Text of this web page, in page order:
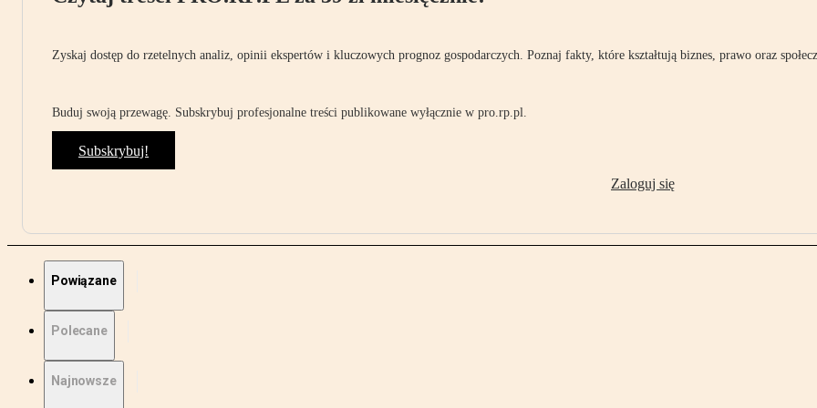
Zyskaj dostęp do rzetelnych analiz, opinii ekspertów i kluczowych prognoz gospodarczych. Poznaj fakty, które kształtują biznes, prawo oraz
Buduj swoją przewagę. Subskrybuj profesjonalne treści publikowane wyłącznie w pro.rp.pl.
Subskrybuj!
Zaloguj się
Powiązane
Polecane
Najnowsze